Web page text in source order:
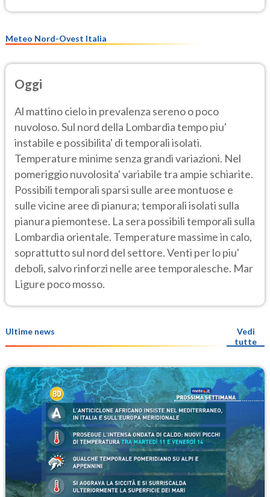
Meteo Nord-Ovest Italia
Oggi
Al mattino cielo in prevalenza sereno o poco
nuvoloso. Sul nord della Lombardia tempo piu'
instabile e possibilita' di temporali isolati.
Temperature minime senza grandi variazioni. Nel
pomeriggio nuvolosita' variabile tra ampie schiarite.
Possibili temporali sparsi sulle aree montuose e
sulle vicine aree di pianura; temporali isolati sulla
pianura piemontese. La sera possibili temporali sulla
Lombardia orientale. Temperature massime in calo,
soprattutto sul nord del settore. Venti per lo piu'
deboli, salvo rinforzi nelle aree temporalesche. Mar
Ligure poco mosso.
Ultime news
Vedi
tutte